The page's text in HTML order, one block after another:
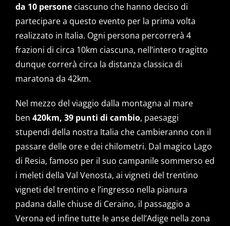
da 10 personeciascuno che hanno deciso di
partecipare a questo evento per la prima volta
realizzato in Italia. Ogni persona percorrerà 4
frazioni di circa 10km ciascuna, nell’intero tragitto
dunque correrà circa la distanza classica di
maratona da 42km.
Nel mezzo del viaggio dalla montagna al mare
ben 420km, 39 punti di cambio, paesaggi
stupendi della nostra Italia che cambieranno con il
passare delle ore e dei chilometri. Dal magico Lago
di Resia, famoso per il suo campanile sommerso ed
i meleti della Val Venosta, ai vigneti del trentino
vigneti del trentino e l’ingresso nella pianura
padana dalle chiuse di Ceraino, il passaggio a
Verona ed infine tutte le anse dell’Adige nella zona